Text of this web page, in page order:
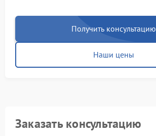
Получить консультацию
Наши цены
Заказать консультацию